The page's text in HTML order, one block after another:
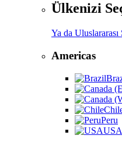
Ülkenizi
Ya da
Americas
Peru
USA